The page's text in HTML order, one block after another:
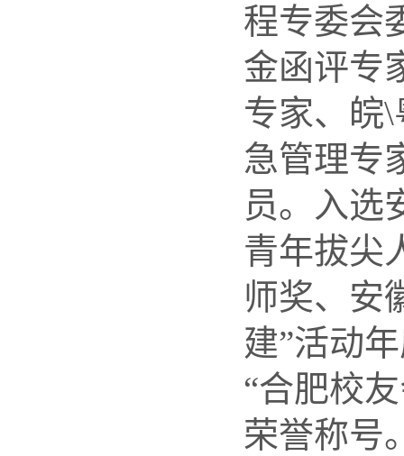
程专委会
金函评专
专家、皖\
急管理专
员。入选
青年拔尖
师奖、安
建”活动
“合肥校
荣誉称号